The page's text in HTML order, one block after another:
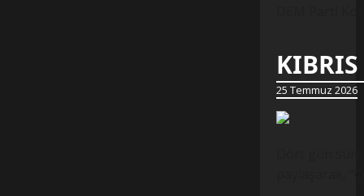
25 Temmuz 2026